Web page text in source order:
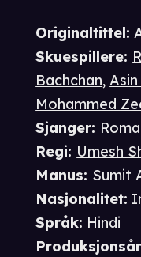
Originaltittel:
Skuespillere:
Bachchan,
Mohammed
Sjanger:
Regi: Umesh
Manus: Sumit
Nasjonalitet:
Språk: Hindi
Produksjonsår